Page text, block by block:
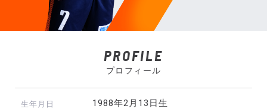
PROFILE
プロフィール
生年月日 1988年2月13日生